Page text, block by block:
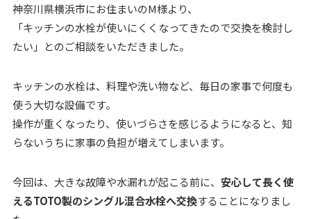
神奈川県横浜市にお住まいのM様より、
「キッチンの水栓が使いにくくなってきたので交換を検討し
たい」とのご相談をいただきました。
キッチンの水栓は、料理や洗い物など、毎日の家事で何度も
使う大切な設備です。
操作が重くなったり、使いづらさを感じるようになると、知
らないうちに家事の負担が増えてしまいます。
今回は、大きな故障や水漏れが起こる前に、 安心して長く使
えるTOTO製のシングル混合水栓へ交換することになりまし